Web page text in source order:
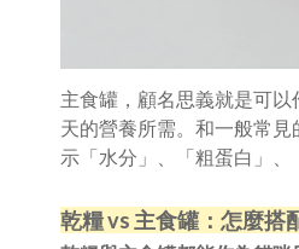
主食罐，顧名思義就是可
天的營養所需。和一般常
示「水分」、「粗蛋白」、
乾糧 vs 主食罐：怎麼搭